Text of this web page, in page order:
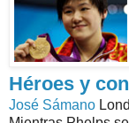
Héroes y
José Sámano